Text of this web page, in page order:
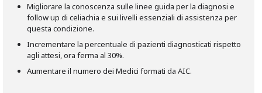
Migliorare la conoscenza sulle linee guida per la diagnosi e
follow up di celiachia e sui livelli essenziali di assistenza per
questa condizione.
Incrementare la percentuale di pazienti diagnosticati rispetto
agli attesi, ora ferma al 30%.
Aumentare il numero dei Medici formati da AIC.